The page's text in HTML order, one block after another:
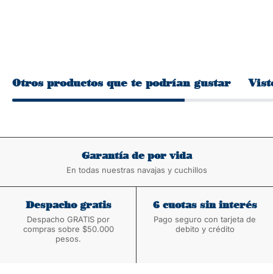
Otros productos que te podrían gustar
Garantía de por vida
En todas nuestras navajas y cuchillos
Despacho gratis
Despacho GRATIS por
compras sobre $50.000
pesos.
6 cuotas sin interés
Pago seguro con tarjeta de
debito y crédito